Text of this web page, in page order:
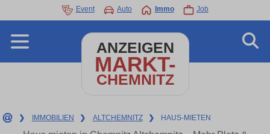
Event Auto Immo Job
ANZEIGEN
MARKT-
CHEMNITZ
❯ IMMOBILIEN ❯ ALTCHEMNITZ ❯ HAUS-MIETEN